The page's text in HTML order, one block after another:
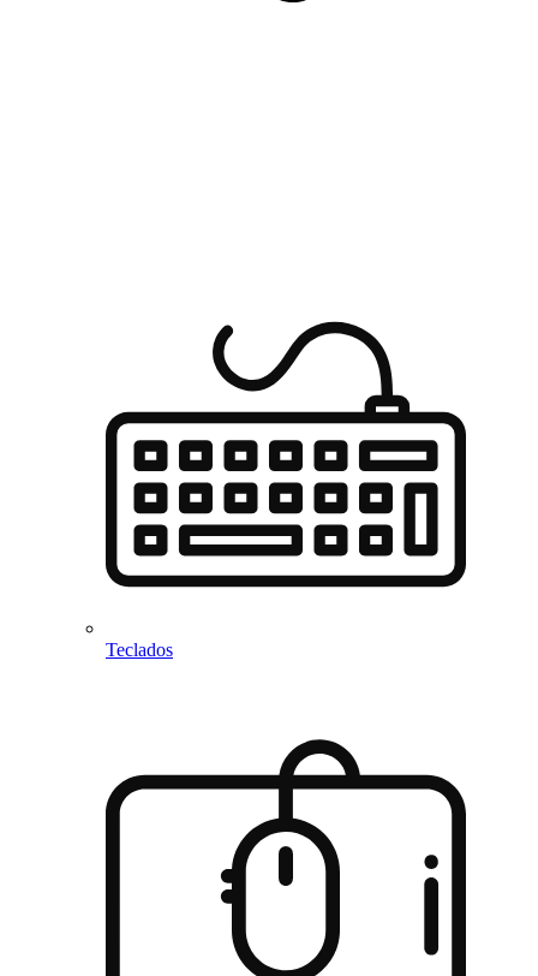
Teclados